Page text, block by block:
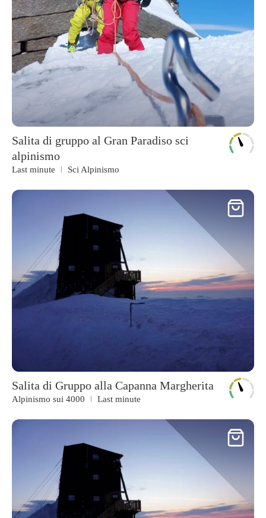
Salita di gruppo al Gran Paradiso sci
alpinismo
Last minute Sci Alpinismo
Salita di Gruppo alla Capanna Margherita
Alpinismo sui 4000 Last minute